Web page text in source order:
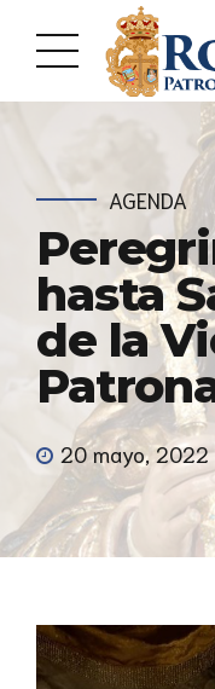
AGENDA
hasta
de la
20 mayo, 2022